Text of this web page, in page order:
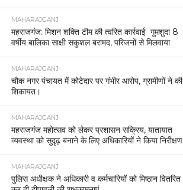
MAHARAJGANJ
महराजगंज: मिशन शक्ति टीम की त्वरित कार्रवाई गुमशुदा 8
वर्षीय बालिका साक्षी सकुशल बरामद, परिजनों से मिलवाया
MAHARAJGANJ
चौक नगर पंचायत में कोटेदार पर गंभीर आरोप, ग्रामीणों ने की
शिकायत।
MAHARAJGANJ
महराजगंज महोत्सव को लेकर प्रशासन सक्रिय, यातायात
व्यवस्था को सुदृढ़ बनाने के लिए अधिकारियों ने किया निरीक्षण
MAHARAJGANJ
पुलिस अधीक्षक ने अधिकारी व कर्मचारियों को मिष्ठान वितरित